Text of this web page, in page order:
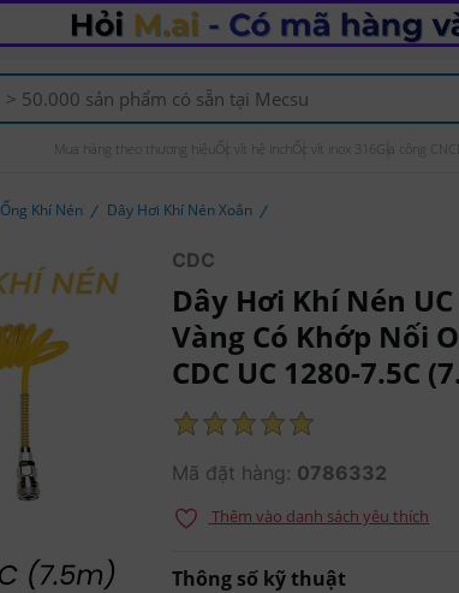
Mua hàng theo thương hiệu Ốc vít hệ inch Ốc vít inox 316 Gia công CNC
Ống Khí Nén Dây Hơi Khí Nén Xoắn
CDC
Dây Hơi Khí Nén
Vàng Có Khớp Nối
CDC UC 1280-7.5C
Mã đặt hàng: 0786332
Thêm vào danh sách yêu thích
Thông số kỹ thuật